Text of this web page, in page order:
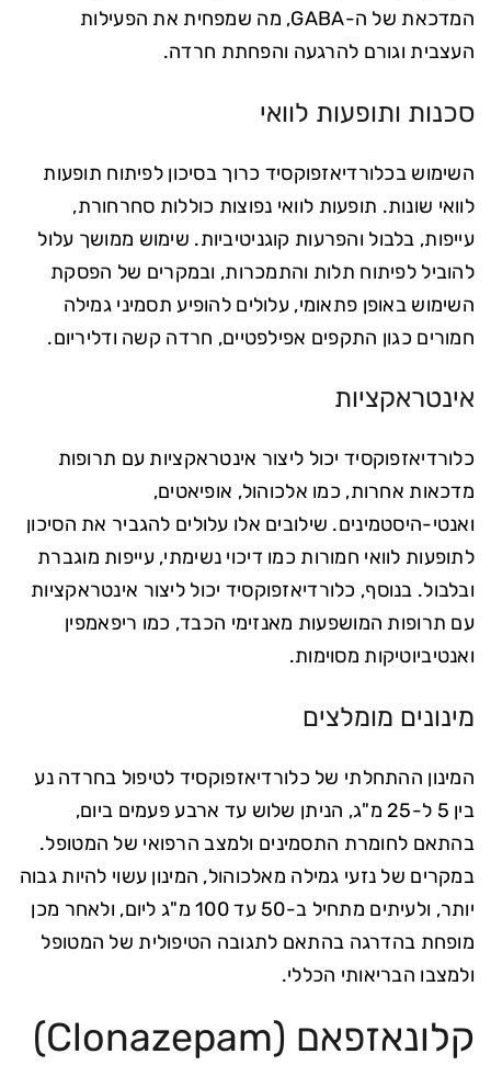
המדכאת של ה-GABA, מה שמפחית את הפעילות
העצבית וגורם להרגעה והפחתת חרדה.
סכנות ותופעות לוואי
השימוש בכלורדיאזפוקסיד כרוך בסיכון לפיתוח תופעות
לוואי שונות. תופעות לוואי נפוצות כוללות סחרחורת,
עייפות, בלבול והפרעות קוגניטיביות. שימוש ממושך עלול
להוביל לפיתוח תלות והתמכרות, ובמקרים של הפסקת
השימוש באופן פתאומי, עלולים להופיע תסמיני גמילה
חמורים כגון התקפים אפילפטיים, חרדה קשה ודליריום.
אינטראקציות
כלורדיאזפוקסיד יכול ליצור אינטראקציות עם תרופות
מדכאות אחרות, כמו אלכוהול, אופיאטים,
ואנטי-היסטמינים. שילובים אלו עלולים להגביר את הסיכון
לתופעות לוואי חמורות כמו דיכוי נשימתי, עייפות מוגברת
ובלבול. בנוסף, כלורדיאזפוקסיד יכול ליצור אינטראקציות
עם תרופות המושפעות מאנזימי הכבד, כמו ריפאמפין
ואנטיביוטיקות מסוימות.
מינונים מומלצים
המינון ההתחלתי של כלורדיאזפוקסיד לטיפול בחרדה נע
בין 5 ל-25 מ"ג, הניתן שלוש עד ארבע פעמים ביום,
בהתאם לחומרת התסמינים ולמצב הרפואי של המטופל.
במקרים של נזעי גמילה מאלכוהול, המינון עשוי להיות גבוה
יותר, ולעיתים מתחיל ב-50 עד 100 מ"ג ליום, ולאחר מכן
מופחת בהדרגה בהתאם לתגובה הטיפולית של המטופל
ולמצבו הבריאותי הכללי.
קלונאזפאם (Clonazepam)